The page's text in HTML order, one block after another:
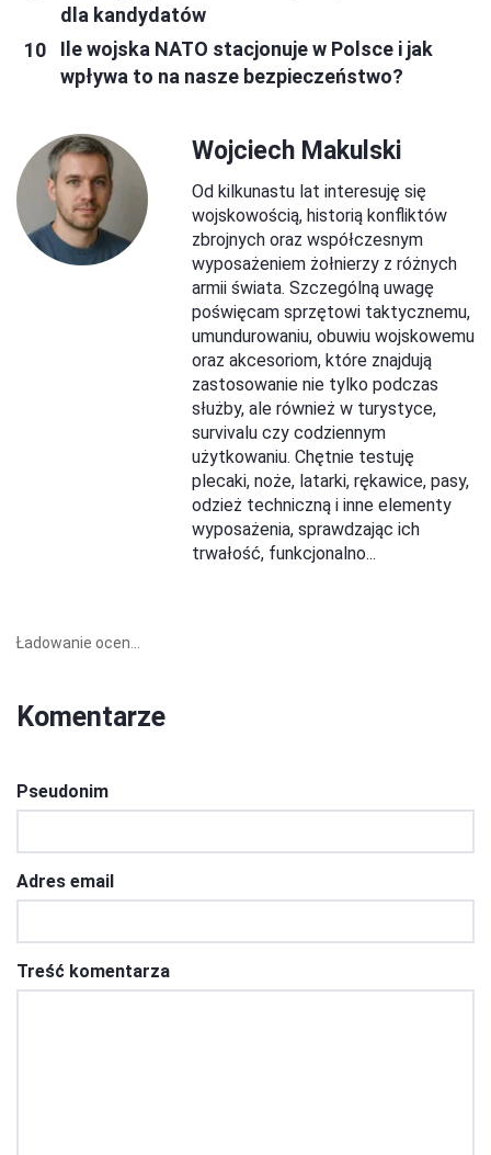
dla kandydatów
Ile wojska NATO stacjonuje w Polsce i jak
wpływa to na nasze bezpieczeństwo?
Wojciech Makulski
Od kilkunastu lat interesuję się
wojskowością, historią konfliktów
zbrojnych oraz współczesnym
wyposażeniem żołnierzy z różnych
armii świata. Szczególną uwagę
poświęcam sprzętowi taktycznemu,
umundurowaniu, obuwiu wojskowemu
oraz akcesoriom, które znajdują
zastosowanie nie tylko podczas
służby, ale również w turystyce,
survivalu czy codziennym
użytkowaniu. Chętnie testuję
plecaki, noże, latarki, rękawice, pasy,
odzież techniczną i inne elementy
wyposażenia, sprawdzając ich
trwałość, funkcjonalno...
Ładowanie ocen...
Komentarze
Pseudonim
Adres email
Treść komentarza